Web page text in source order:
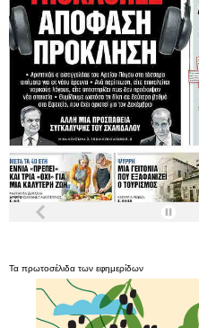
Τα πρωτοσέλιδα των εφημερίδων